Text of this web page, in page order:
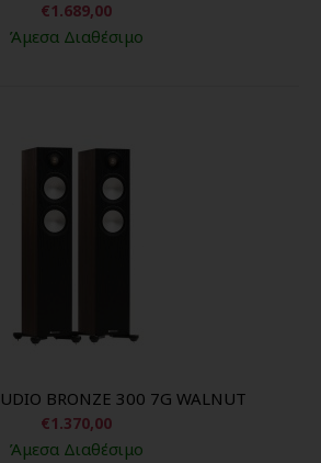
€1.689,00
Άμεσα Διαθέσιμο
BRONZE 300 7G WALNUT
€1.370,00
Άμεσα Διαθέσιμο